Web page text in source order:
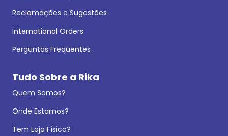
Reclamações e Sugestões
International Orders
Perguntas Frequentes
Tudo Sobre a Rika
Quem Somos?
Onde Estamos?
Tem Loja Física?